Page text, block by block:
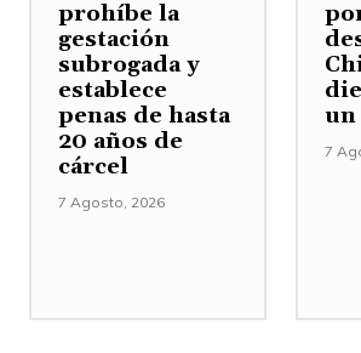
prohíbe la
gestación
subrogada y
establece
penas de hasta
20 años de
cárcel
7 Agosto, 2026
un
7